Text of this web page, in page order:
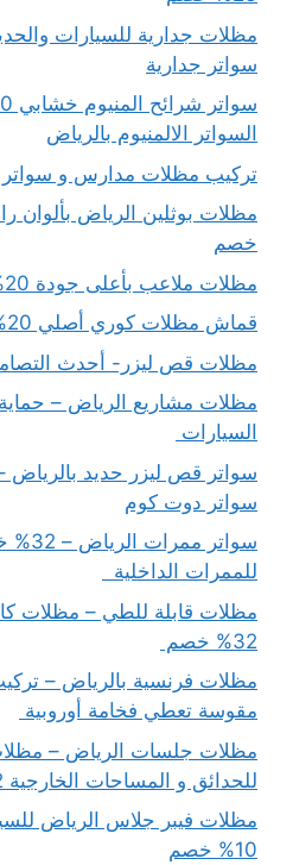
سواتر جدارية
السواتر الالمنيوم بالرياض
تركيب مظلات مدارس و سواتر
خصم
مظلات ملاعب بأعلى جودة 20% خصم
قماش مظلات كوري أصلي 20% خصم – اتصل الان
مظلات قص ليزر- أحدث
مظلات مشاريع الرياض –
السيارات
سواتر قص ليزر حديد
سواتر دوت كوم
سواتر
للممرات الداخلية
مظلات قابلة للطي – مظلات
32% خصم
مظلات فرنسية بالرياض –
مقوسة تعطي فخامة أوروبية
مظلات جلسات الرياض –
للحدائق و المساحات الخارجية 22% خصم
مظلات فيبر جلاس الرياض
10% خصم